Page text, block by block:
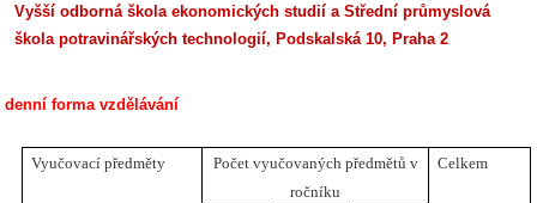
Vyšší odborná škola ekonomických studií a Střední průmyslová
škola potravinářských technologií, Podskalská 10, Praha 2
denní forma vzdělávání
Vyučovací předměty
Počet vyučovaných předmětů v
ročníku
Celkem